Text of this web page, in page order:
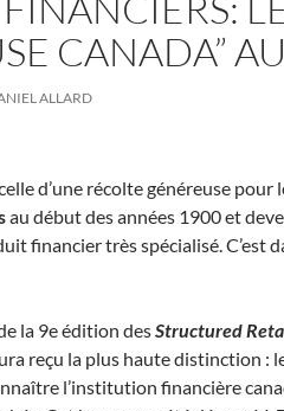
CANADA”
ALLARD
d’une récolte généreuse pour
au début des années 1900 et
financier très spécialisé. C’est
la 9e édition desStructured
reçu la plus haute distinction :
l’institution financière